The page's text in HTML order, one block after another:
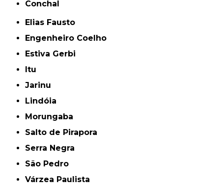
Conchal
Elias Fausto
Engenheiro Coelho
Estiva Gerbi
Itu
Jarinu
Lindóia
Morungaba
Salto de Pirapora
Serra Negra
São Pedro
Várzea Paulista